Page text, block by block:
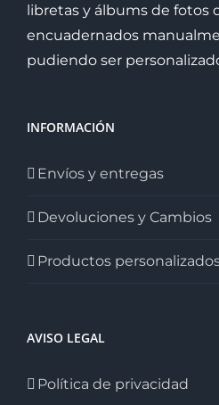
libretas y álbums de fotos
encuadernados
pudiendo ser
INFORMACIÓN
Envíos y entregas
Devoluciones y Cambios
Productos
AVISO LEGAL
Política de privacidad